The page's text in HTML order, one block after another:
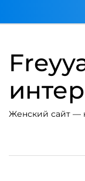
Женский сайт —